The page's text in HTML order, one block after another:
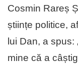
Cosmin Rareș
științe politice,
lui Dan, a spus:
mine că a